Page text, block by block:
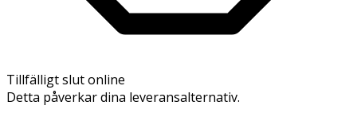
Tillfälligt slut online
Detta påverkar dina leveransalternativ.